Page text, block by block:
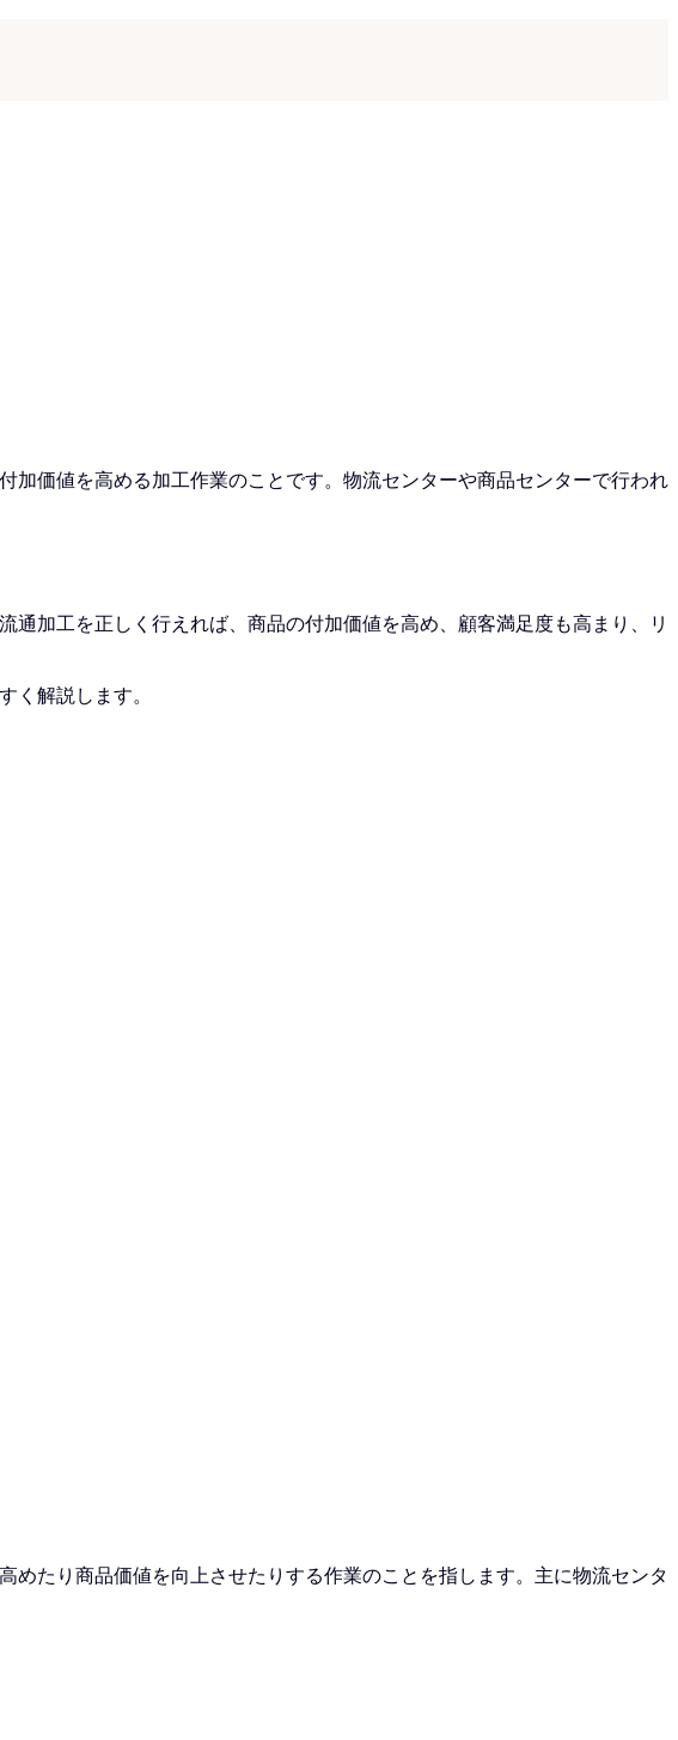
価値を高める加工作業のことです。物流センターや商品センターで行われ
加工を正しく行えれば、商品の付加価値を高め、顧客満足度も高まり、リ
く解説します。
たり商品価値を向上させたりする作業のことを指します。主に物流センタ